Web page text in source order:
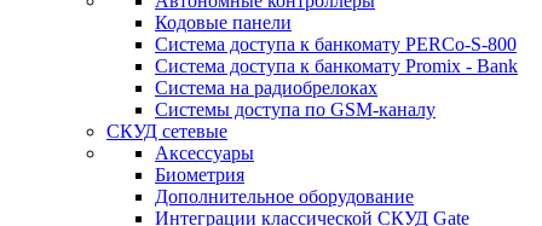
Кодовые панели
Система доступа к банкомату PERCo-S-800
Система доступа к банкомату Promix - Bank
Система на радиобрелоках
Системы доступа по GSM-каналу
СКУД сетевые
Аксессуары
Биометрия
Дополнительное оборудование
Интеграции классической СКУД Gate